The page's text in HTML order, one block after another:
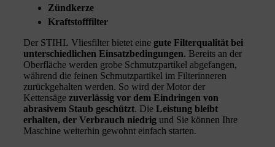
Zündkerze
Kraftstofffilter
Der STIHL Vliesfilter bietet eine gute Filterqualität bei
unterschiedlichen Einsatzbedingungen. Bereits an der
Oberfläche werden grobe Schmutzpartikel abgefangen,
während die feinen Schmutzpartikel im Filterinneren
zurückgehalten werden. So wird der Motor der
Kettensäge zuverlässig vor dem Eindringen von
abrasivem Staub geschützt. Die Leistung bleibt
erhalten, der Verbrauch niedrig und Sie können Ihre
Maschine weiterhin gewohnt einfach starten.